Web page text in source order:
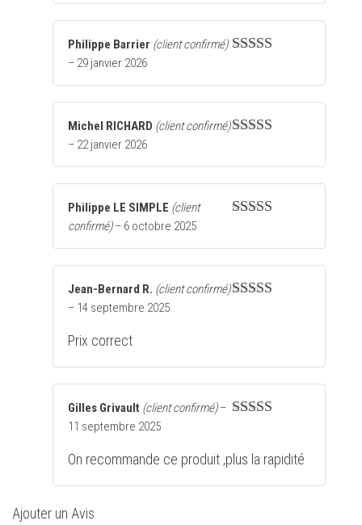
Philippe Barrier (client confirmé)
– 29 janvier 2026
Michel RICHARD (client confirmé)
– 22 janvier 2026
Philippe LE SIMPLE (client
confirmé) – 6 octobre 2025
Jean-Bernard R. (client confirmé)
– 14 septembre 2025
Prix correct
Gilles Grivault (client confirmé) –
11 septembre 2025
On recommande ce produit ,plus la rapidité
Ajouter un Avis